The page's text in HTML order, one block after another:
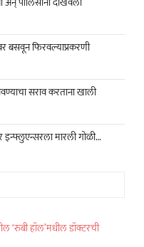
बसवून फिरवल्याप्रकरणी
सराव करताना खाली
इन्फ्लुएन्सरला मारली गोळी…
‘रुबी हॉल’मधील डॉक्टरची